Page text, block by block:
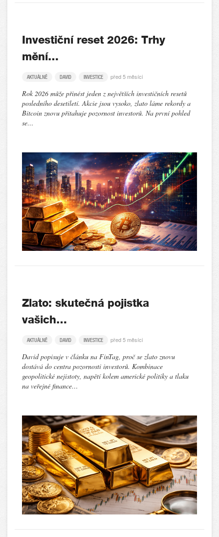
Investiční reset 2026: Trhy
mění…
AKTUÁLNĚ DAVID INVESTICE před 5 měsíci
Rok 2026 může přinést jeden z největších investičních resetů
posledního desetiletí. Akcie jsou vysoko, zlato láme rekordy a
Bitcoin znovu přitahuje pozornost investorů. Na první pohled
se…
Zlato: skutečná pojistka
vašich…
AKTUÁLNĚ DAVID INVESTICE před 5 měsíci
David popisuje v článku na FinTag, proč se zlato znovu
dostává do centra pozornosti investorů. Kombinace
geopolitické nejistoty, napětí kolem americké politiky a tlaku
na veřejné finance…